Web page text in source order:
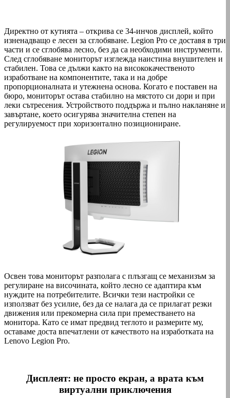
Директно от кутията – открива се 34-инчов дисплей, който
изненадващо е лесен за сглобяване. Legion Pro се доставя в три
части и се сглобява лесно, без да са необходими инструменти.
След сглобяване мониторът изглежда наистина внушителен и
стабилен. Това се дължи както на висококачественото
изработване на компонентите, така и на добре
пропорционалната и утежнена основа. Когато е поставен на
бюро, мониторът остава стабилно на мястото си дори и при
леки сътресения. Устройството поддържа и пълно накланяне и
завъртане, което осигурява значителна степен на
регулируемост при хоризонтално позициониране.
Освен това мониторът разполага с плъзгащ се механизъм за
регулиране на височината, който лесно се адаптира към
нуждите на потребителите. Всички тези настройки се
използват без усилие, без да се налага да се прилагат резки
движения или прекомерна сила при преместването на
монитора. Като се имат предвид теглото и размерите му,
оставаме доста впечатлени от качеството на изработката на
Lenovo Legion Pro.
Дисплеят: не просто екран, а врата към
виртуални приключения